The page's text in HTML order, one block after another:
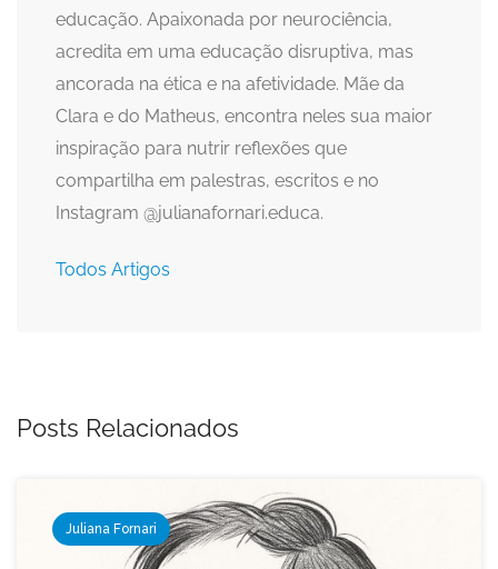
educação. Apaixonada por neurociência,
acredita em uma educação disruptiva, mas
ancorada na ética e na afetividade. Mãe da
Clara e do Matheus, encontra neles sua maior
inspiração para nutrir reflexões que
compartilha em palestras, escritos e no
Instagram @julianafornari.educa.
Todos Artigos
Posts Relacionados
Juliana Fornari